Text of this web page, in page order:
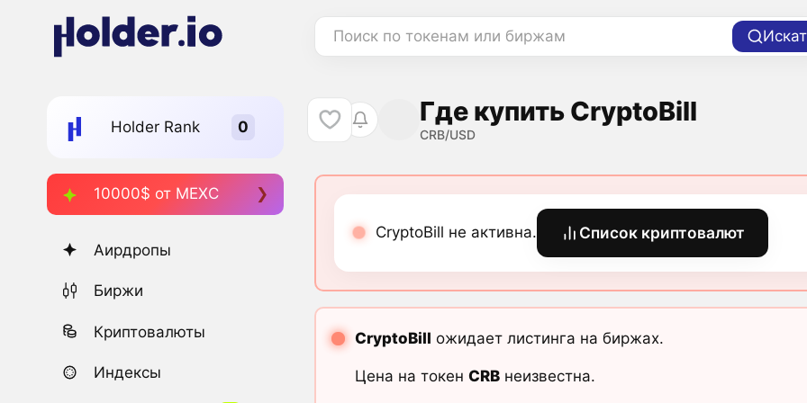
Поиск по токенам или биржам
Holder Rank
10000$ от MEXC
Аирдропы
Биржи
Криптовалюты
Индексы
Где купить CryptoBill
CRB/USD
CryptoBill не активна. Список криптовалют
CryptoBill ожидает листинга на биржах.
Цена на токен CRBнеизвестна.